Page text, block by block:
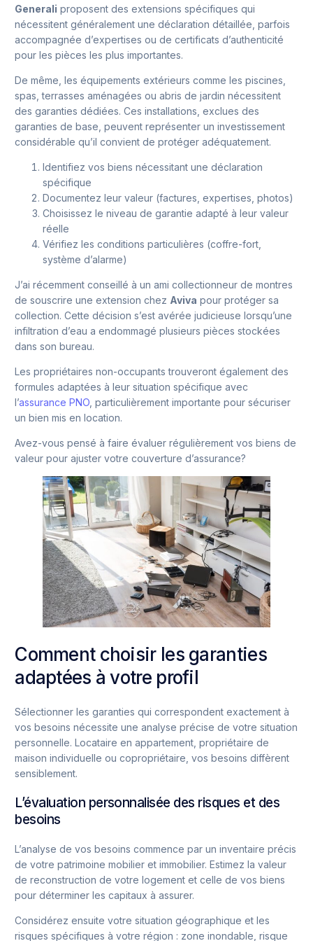
Generali proposent des extensions spécifiques qui
nécessitent généralement une déclaration détaillée, parfois
accompagnée d’expertises ou de certificats d’authenticité
pour les pièces les plus importantes.
De même, les équipements extérieurs comme les piscines,
spas, terrasses aménagées ou abris de jardin nécessitent
des garanties dédiées. Ces installations, exclues des
garanties de base, peuvent représenter un investissement
considérable qu’il convient de protéger adéquatement.
Identifiez vos biens nécessitant une déclaration
spécifique
Documentez leur valeur (factures, expertises, photos)
Choisissez le niveau de garantie adapté à leur valeur
réelle
Vérifiez les conditions particulières (coffre-fort,
système d’alarme)
J’ai récemment conseillé à un ami collectionneur de montres
de souscrire une extension chez Aviva pour protéger sa
collection. Cette décision s’est avérée judicieuse lorsqu’une
infiltration d’eau a endommagé plusieurs pièces stockées
dans son bureau.
Les propriétaires non-occupants trouveront également des
formules adaptées à leur situation spécifique avec
l’assurance PNO , particulièrement importante pour sécuriser
un bien mis en location.
Avez-vous pensé à faire évaluer régulièrement vos biens de
valeur pour ajuster votre couverture d’assurance?
Comment choisir les garanties
adaptées à votre profil
Sélectionner les garanties qui correspondent exactement à
vos besoins nécessite une analyse précise de votre situation
personnelle. Locataire en appartement, propriétaire de
maison individuelle ou copropriétaire, vos besoins diffèrent
sensiblement.
L’évaluation personnalisée des risques et des
besoins
L’analyse de vos besoins commence par un inventaire précis
de votre patrimoine mobilier et immobilier. Estimez la valeur
de reconstruction de votre logement et celle de vos biens
pour déterminer les capitaux à assurer.
Considérez ensuite votre situation géographique et les
risques spécifiques à votre région : zone inondable, risque